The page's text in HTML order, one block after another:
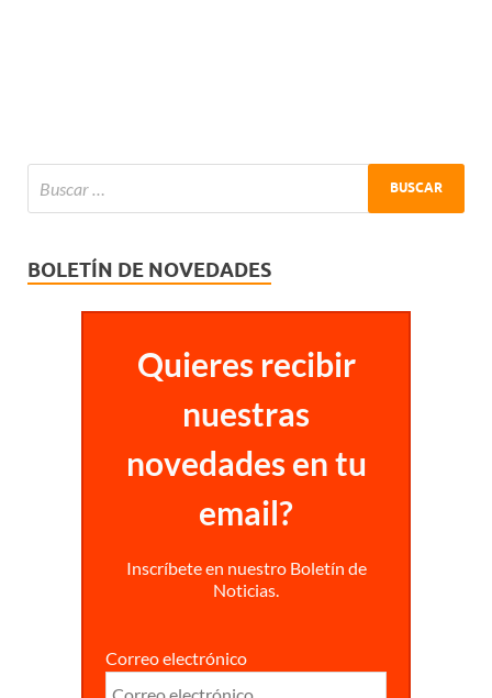
BOLETÍN DE NOVEDADES
Quieres recibir
nuestras
novedades en tu
email?
Inscríbete en nuestro Boletín de
Noticias.
Correo electrónico